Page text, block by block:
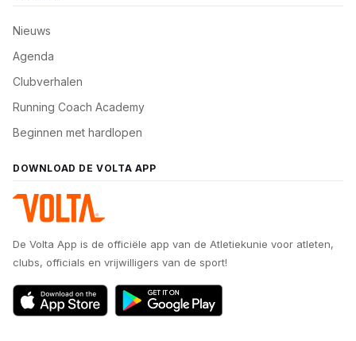
Nieuws
Agenda
Clubverhalen
Running Coach Academy
Beginnen met hardlopen
DOWNLOAD DE VOLTA APP
De Volta App is de officiële app van de Atletiekunie voor atleten,
clubs, officials en vrijwilligers van de sport!